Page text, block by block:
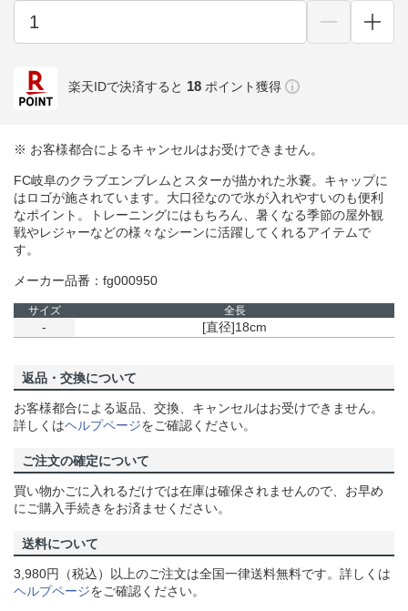
楽天IDで決済すると 18 ポイント獲得
※ お客様都合によるキャンセルはお受けできません。
FC岐阜のクラブエンブレムとスターが描かれた氷嚢。キャップに
はロゴが施されています。大口径なので氷が入れやすいのも便利
なポイント。トレーニングにはもちろん、暑くなる季節の屋外観
戦やレジャーなどの様々なシーンに活躍してくれるアイテムで
す。
メーカー品番：fg000950
サイズ 全長
- [直径]18cm
返品・交換について
お客様都合による返品、交換、キャンセルはお受けできません。
詳しくはヘルプページをご確認ください。
ご注文の確定について
買い物かごに入れるだけでは在庫は確保されませんので、お早め
にご購入手続きをお済ませください。
送料について
3,980円（税込）以上のご注文は全国一律送料無料です。詳しくは
ヘルプページをご確認ください。